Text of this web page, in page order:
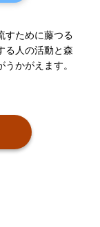
すために藤つる
る人の活動と森
かがえます。